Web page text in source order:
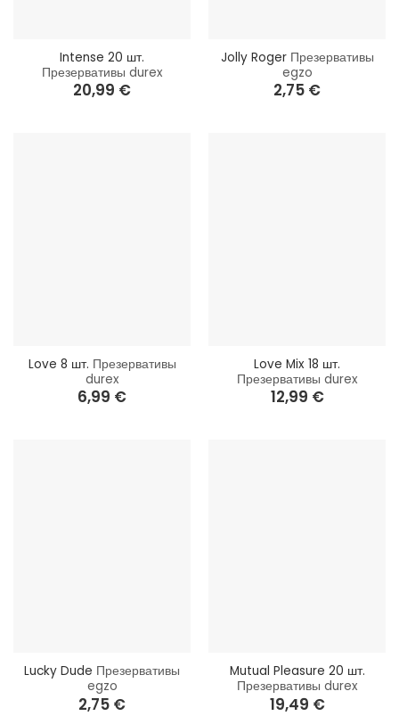
Intense 20 шт.
Презервативы durex
20,99 €
Jolly Roger Презервативы
egzo
2,75 €
Love 8 шт. Презервативы
durex
6,99 €
Love Mix 18 шт.
Презервативы durex
12,99 €
Lucky Dude Презервативы
egzo
2,75 €
Mutual Pleasure 20 шт.
Презервативы durex
19,49 €